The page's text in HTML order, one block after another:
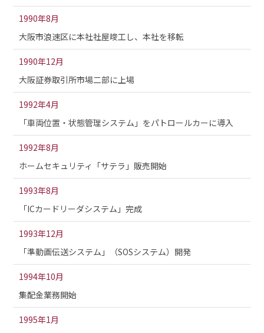
1990年8月
大阪市浪速区に本社社屋竣工し、本社を移転
1990年12月
大阪証券取引所市場二部に上場
1992年4月
「車両位置・状態管理システム」をパトロールカーに導入
1992年8月
ホームセキュリティ「サテラ」販売開始
1993年8月
「ICカードリーダシステム」完成
1993年12月
「準動画伝送システム」（SOSシステム）開発
1994年10月
集配金業務開始
1995年1月